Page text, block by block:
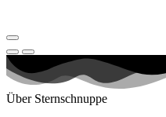
Über Sternschnuppe